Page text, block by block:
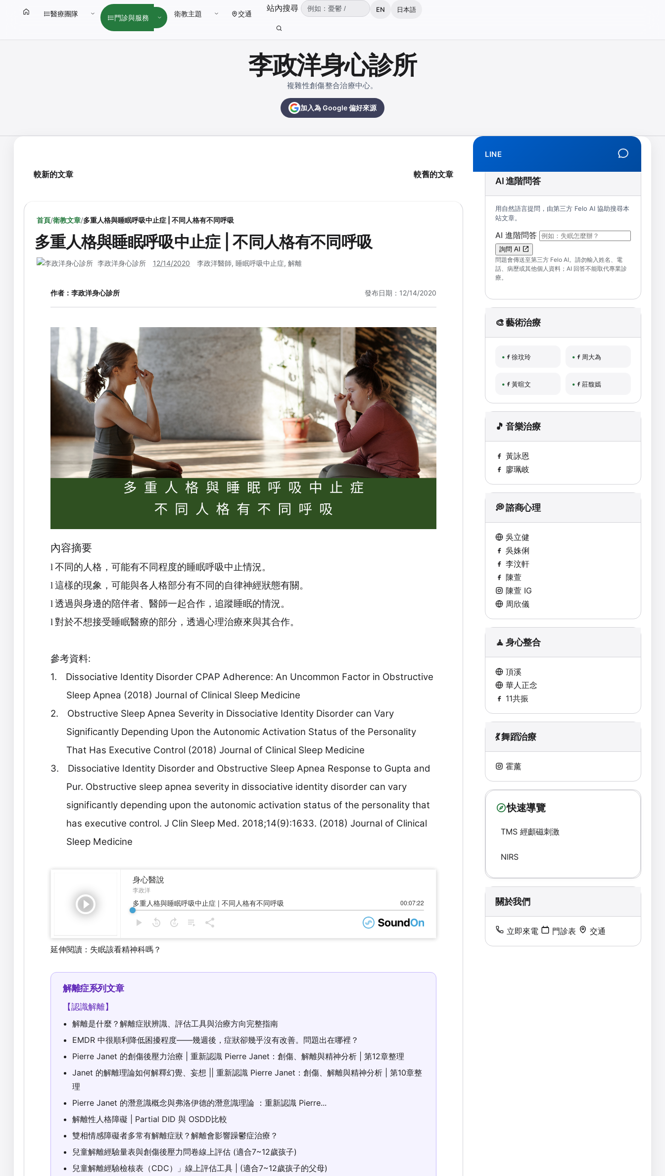
醫療團隊 門診與服務 衛教主題 交通
站內搜尋 （可輸入：憂鬱、焦慮、失眠、ADHD、雙相、拒學、創傷、解離、EMDR、TMS、NIRS、預約）
EN 日本語
李政洋身心診所
複雜性創傷整合治療中心。
加入為 Google 偏好來源
較新的文章 較舊的文章
首頁/衛教文章/多重人格與睡眠呼吸中止症 | 不同人格有不同呼吸
多重人格與睡眠呼吸中止症 | 不同人格有不同呼吸
李政洋身心診所 12/14/2020 李政洋醫師, 睡眠呼吸中止症, 解離
作者： 李政洋身心診所 發布日期：12/14/2020
內容摘要
l 不同的人格，可能有不同程度的睡眠呼吸中止情況。
l 這樣的現象，可能與各人格部分有不同的自律神經狀態有關。
l 透過與身邊的陪伴者、醫師一起合作，追蹤睡眠的情況。
l 對於不想接受睡眠醫療的部分，透過心理治療來與其合作。
參考資料:
1.
Dissociative Identity Disorder CPAP Adherence: An Uncommon Factor in Obstructive
Sleep Apnea (2018) Journal of Clinical Sleep Medicine
2.
Obstructive Sleep Apnea Severity in Dissociative Identity Disorder can Vary
Significantly Depending Upon the Autonomic Activation Status of the Personality
That Has Executive Control (2018) Journal of Clinical Sleep Medicine
3.
Dissociative Identity Disorder and Obstructive Sleep Apnea Response to Gupta and
Pur. Obstructive sleep apnea severity in dissociative identity disorder can vary
significantly depending upon the autonomic activation status of the personality that
has executive control. J Clin Sleep Med. 2018;14(9):1633. (2018) Journal of Clinical
Sleep Medicine
延伸閱讀： 失眠該看精神科嗎？
解離症系列文章
【認識解離】
解離是什麼？解離症狀辨識、評估工具與治療方向完整指南
EMDR 中很順利降低困擾程度——幾週後，症狀卻幾乎沒有改善。問題出在哪裡？
Pierre Janet 的創傷後壓力治療 | 重新認識 Pierre Janet：創傷、解離與精神分析 | 第12章整理
Janet 的解離理論如何解釋幻覺、妄想 || 重新認識 Pierre Janet：創傷、解離與精神分析 | 第10章整
理
Pierre Janet 的潛意識概念與弗洛伊德的潛意識理論 ：重新認識 Pierre...
解離性人格障礙 | Partial DID 與 OSDD比較
雙相情感障礙者多常有解離症狀？解離會影響躁鬱症治療？
兒童解離經驗量表與創傷後壓力問卷線上評估 (適合7~12歲孩子)
兒童解離經驗檢核表（CDC）」線上評估工具 | (適合7~12歲孩子的父母)
LINE
AI 進階問答
用自然語言提問，由第三方 Felo AI 協助搜尋本
站文章。
AI 進階問答 （可輸入自然語言問題；送出後會
詢問 AI
問題會傳送至第三方 Felo AI。請勿輸入姓名、電
話、病歷或其他個人資料；AI 回答不能取代專業診
療。
🎨 藝術治療
徐玟玲 周大為
黃暄文 莊馥嫣
🎵 音樂治療
黃詠恩
廖珮岐
💭 諮商心理
吳立健
吳姝俐
李汶軒
陳萱
陳萱 IG
周欣儀
🧘 身心整合
頂溪
華人正念
11共振
💃 舞蹈治療
霍薰
快速導覽
TMS 經顱磁刺激
NIRS
關於我們
立即來電 門診表 交通